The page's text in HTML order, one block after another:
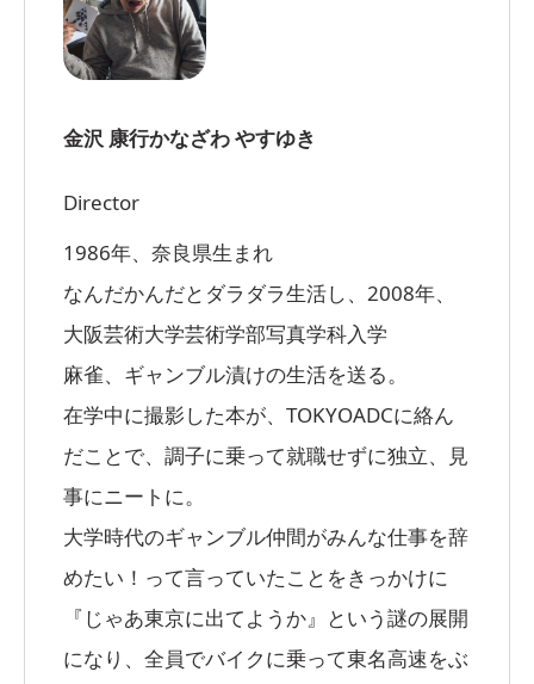
金沢 康行かなざわ やすゆき
Director
1986年、奈良県生まれ
なんだかんだとダラダラ生活し、2008年、
大阪芸術大学芸術学部写真学科入学
麻雀、ギャンブル漬けの生活を送る。
在学中に撮影した本が、TOKYOADCに絡ん
だことで、調子に乗って就職せずに独立、見
事にニートに。
大学時代のギャンブル仲間がみんな仕事を辞
めたい！って言っていたことをきっかけに
『じゃあ東京に出てようか』という謎の展開
になり、全員でバイクに乗って東名高速をぶ